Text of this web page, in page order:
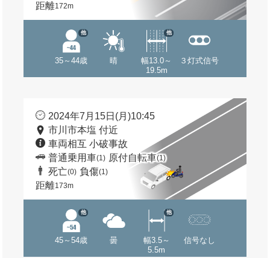
距離172m
35～44歳
他
晴
幅13.0～
19.5m
他
３灯式信号
2024年7月15日(月)10:45
市川市本塩 付近
車両相互 小破事故
普通乗用車(1) 原付自転車(1)
死亡(0) 負傷(1)
距離173m
45～54歳
他
曇
幅3.5～
5.5m
他
信号なし